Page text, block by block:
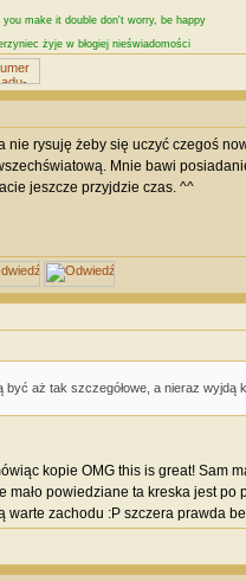
make it double don't worry, be happy
żyje w błogiej nieświadomości
nie rysuję żeby się uczyć czegoś
Mnie bawi
jeszcze przyjdzie czas. ^^
aż tak szczegółowe, a nieraz wyjdą
kopie OMG this is great! Sam
mało powiedziane ta kreska jest
zachodu :P szczera prawda